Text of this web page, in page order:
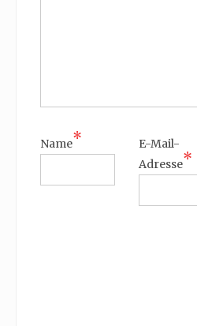
Name*
E-Mail-
Adresse*